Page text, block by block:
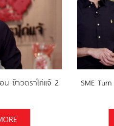
น ข้าวตราไก่แจ้ 2 SME